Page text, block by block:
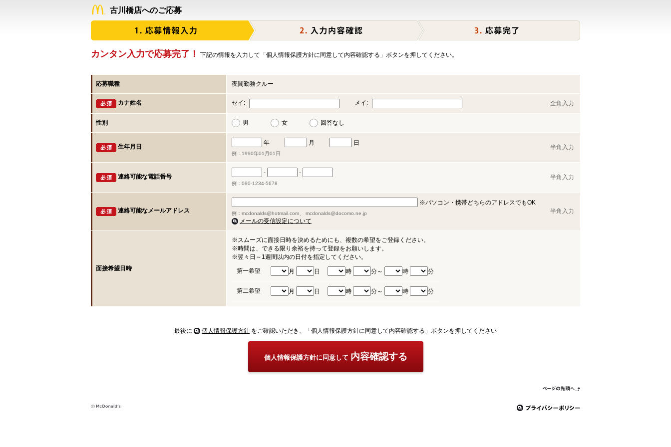
古川橋店へのご応募
カンタン入力で応募完了！ 下記の情報を入力して「個人情報保護方針に同意して内容確認する」ボタンを押してください。
応募職種 夜間勤務クルー
カナ姓名 セイ: メイ: 全角入力
性別 男 女 回答なし
生年月日
年 月 日
例：1990年01月01日
半角入力
連絡可能な電話番号
- -
例：090-1234-5678
半角入力
連絡可能なメールアドレス
※パソコン・携帯どちらのアドレスでもOK
例：mcdonalds@hotmail.com、 mcdonalds@docomo.ne.jp
メールの受信設定について
半角入力
面接希望日時
※スムーズに面接日時を決めるためにも、複数の希望をご登録ください。
※時間は、できる限り余裕を持って登録をお願いします。
※翌々日～1週間以内の日付を指定してください。
第一希望
月 日 時 分～ 時 分
第二希望 月 日 時 分～ 時 分
最後に 個人情報保護方針 をご確認いただき、「個人情報保護方針に同意して内容確認する」ボタンを押してください
個人情報保護方針に同意して 内容確認する